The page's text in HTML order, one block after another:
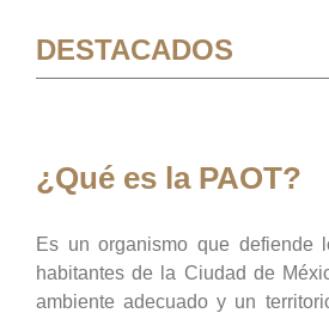
DESTACADOS
¿Qué es la PAOT?
Es un organismo que defiende
habitantes de la Ciudad de
ambiente adecuado y un